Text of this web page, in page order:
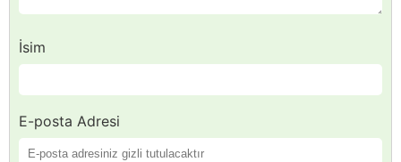
İsim
E-posta Adresi